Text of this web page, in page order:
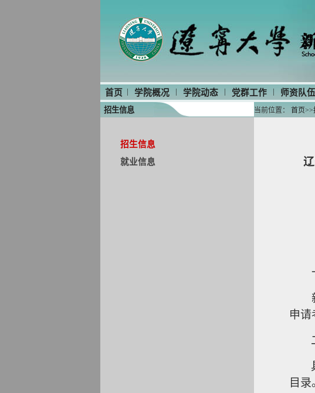
首页 | 学院概况 | 学院动态 | 党群工作 | 师资队伍
招生信息 当前位置： 首页>>
招生信息
就业信息
申请
目录